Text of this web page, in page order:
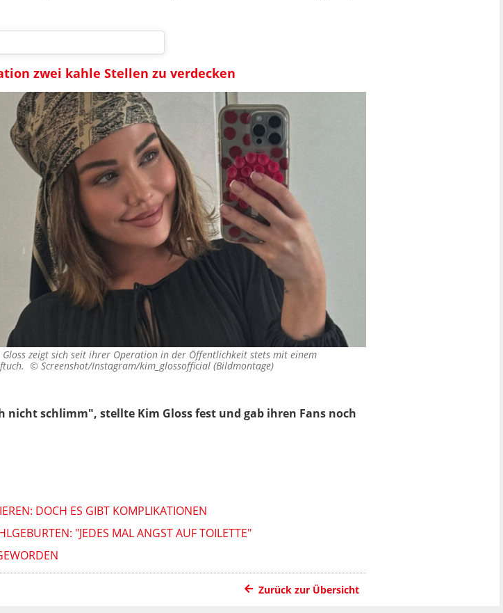
zwei kahle Stellen zu verdecken
Gloss zeigt sich seit ihrer Operation in der Öffentlichkeit stets mit einem
© Screenshot/Instagram/kim_glossofficial (Bildmontage)
schlimm", stellte Kim Gloss fest und gab ihren Fans noch
DOCH ES GIBT KOMPLIKATIONEN
"JEDES MAL ANGST AUF TOILETTE"
Zurück zur Übersicht